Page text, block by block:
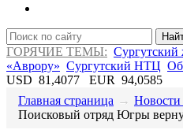
ГОРЯЧИЕ ТЕМЫ: Сургутский
«Аврору» Сургутский НТЦ
USD 81,4077 EUR 94,0585
Главная страница →
Поисковый отряд Югры